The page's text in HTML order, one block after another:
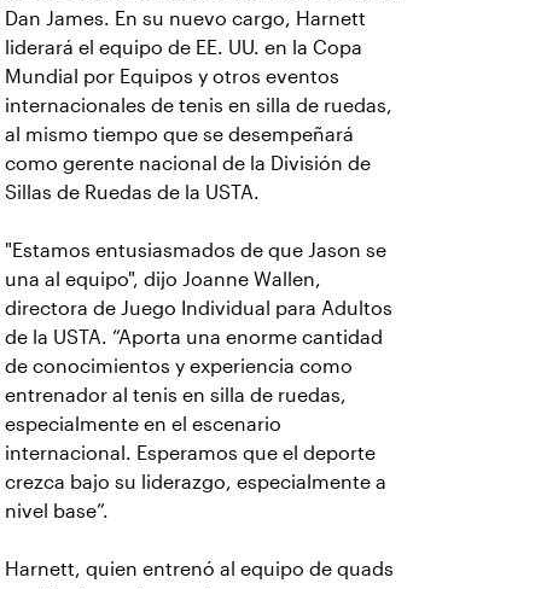
Dan James. En su nuevo cargo, Harnett
liderará el equipo de EE. UU. en la Copa
Mundial por Equipos y otros eventos
internacionales de tenis en silla de ruedas,
al mismo tiempo que se desempeñará
como gerente nacional de la División de
Sillas de Ruedas de la USTA.
"Estamos entusiasmados de que Jason se
una al equipo", dijo Joanne Wallen,
directora de Juego Individual para Adultos
de la USTA. “Aporta una enorme cantidad
de conocimientos y experiencia como
entrenador al tenis en silla de ruedas,
especialmente en el escenario
internacional. Esperamos que el deporte
crezca bajo su liderazgo, especialmente a
nivel base”.
Harnett, quien entrenó al equipo de quads